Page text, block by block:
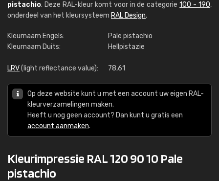
pistachio. Deze RAL-kleur komt voor in de categorie100 - 190,
onderdeel van het kleursysteem RAL Design.
Kleurnaam Engels:
Pale pistachio
Kleurnaam Duits:
Hellpistazie
LRV(light reflectance value): 78,61
Op deze website kunt u met een account uw eigen RAL-
kleurverzamelingen maken.
Heeft u nog geen account? Dan kunt u gratis een
account aanmaken.
Kleurimpressie RAL 120 90 10 Pale
pistachio